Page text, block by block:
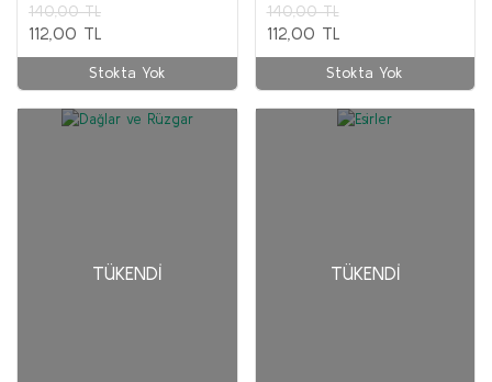
140,00 TL
112,00 TL
Stokta Yok
140,00 TL
112,00 TL
Stokta Yok
TÜKENDI TÜKENDI